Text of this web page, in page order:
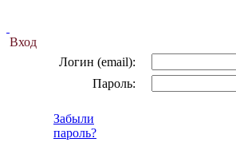
Вход
Логин (email):
Пароль:
Забыли
пароль?